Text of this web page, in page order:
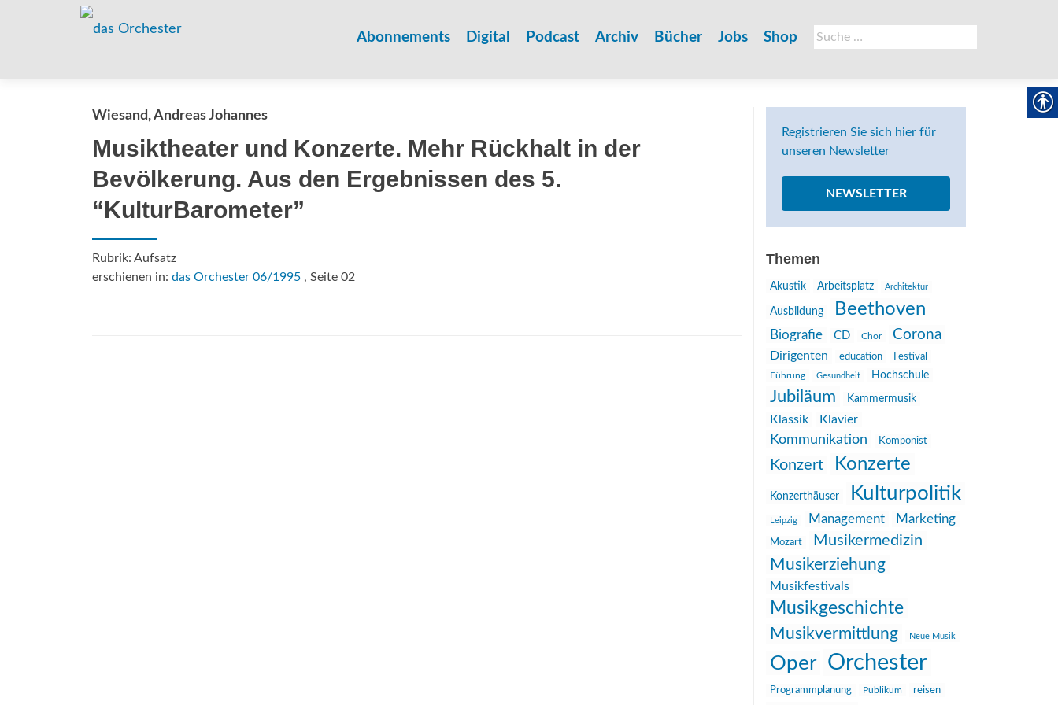
Suche
nach:
Abonnements Digital Podcast Archiv Bücher Jobs Shop
Wiesand, Andreas Johannes
Musiktheater und Konzerte. Mehr Rückhalt in der
Bevölkerung. Aus den Ergebnissen des 5.
“KulturBarometer”
Rubrik: Aufsatz
erschienen in: das Orchester 06/1995 , Seite 02
Registrieren Sie sich hier für
unseren Newsletter
NEWSLETTER
Themen
Akustik Arbeitsplatz Architektur
Ausbildung Beethoven
Biografie CD Chor Corona
Dirigenten education
Festival
Führung
Gesundheit Hochschule
Jubiläum Kammermusik
Klassik Klavier
Kommunikation Komponist
Konzert Konzerte
Konzerthäuser Kulturpolitik
Leipzig Management Marketing
Mozart Musikermedizin
Musikerziehung
Musikfestivals
Musikgeschichte
Musikvermittlung Neue Musik
Oper Orchester
Programmplanung Publikum reisen